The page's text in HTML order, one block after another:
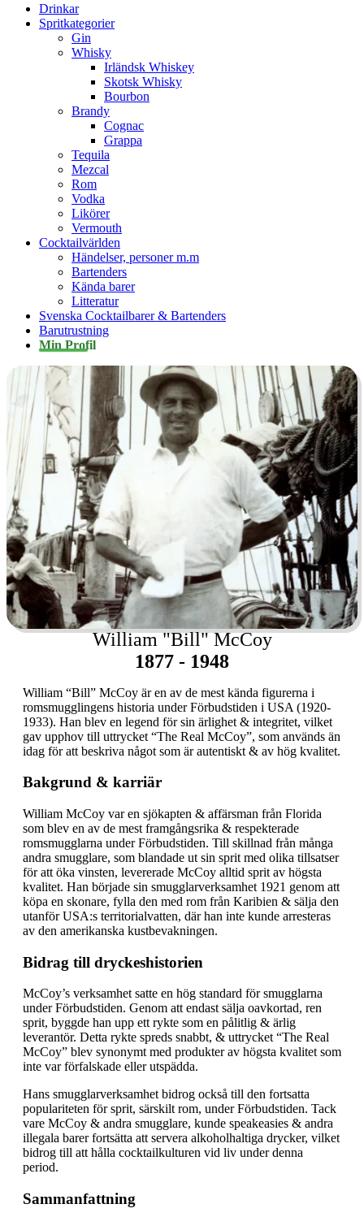
Drinkar
Spritkategorier
Gin
Whisky
Irländsk Whiskey
Skotsk Whisky
Bourbon
Brandy
Cognac
Grappa
Tequila
Mezcal
Rom
Vodka
Likörer
Vermouth
Cocktailvärlden
Händelser, personer m.m
Bartenders
Kända barer
Litteratur
Svenska Cocktailbarer & Bartenders
Barutrustning
Min Profil
William "Bill" McCoy
1877 - 1948
William “Bill” McCoy är en av de mest kända figurerna i
romsmugglingens historia under Förbudstiden i USA (1920-
1933). Han blev en legend för sin ärlighet & integritet, vilket
gav upphov till uttrycket “The Real McCoy”, som används än
idag för att beskriva något som är autentiskt & av hög kvalitet.
Bakgrund & karriär
William McCoy var en sjökapten & affärsman från Florida
som blev en av de mest framgångsrika & respekterade
romsmugglarna under Förbudstiden. Till skillnad från många
andra smugglare, som blandade ut sin sprit med olika tillsatser
för att öka vinsten, levererade McCoy alltid sprit av högsta
kvalitet. Han började sin smugglarverksamhet 1921 genom att
köpa en skonare, fylla den med rom från Karibien & sälja den
utanför USA:s territorialvatten, där han inte kunde arresteras
av den amerikanska kustbevakningen.
Bidrag till dryckeshistorien
McCoy’s verksamhet satte en hög standard för smugglarna
under Förbudstiden. Genom att endast sälja oavkortad, ren
sprit, byggde han upp ett rykte som en pålitlig & ärlig
leverantör. Detta rykte spreds snabbt, & uttrycket “The Real
McCoy” blev synonymt med produkter av högsta kvalitet som
inte var förfalskade eller utspädda.
Hans smugglarverksamhet bidrog också till den fortsatta
populariteten för sprit, särskilt rom, under Förbudstiden. Tack
vare McCoy & andra smugglare, kunde speakeasies & andra
illegala barer fortsätta att servera alkoholhaltiga drycker, vilket
bidrog till att hålla cocktailkulturen vid liv under denna
period.
Sammanfattning